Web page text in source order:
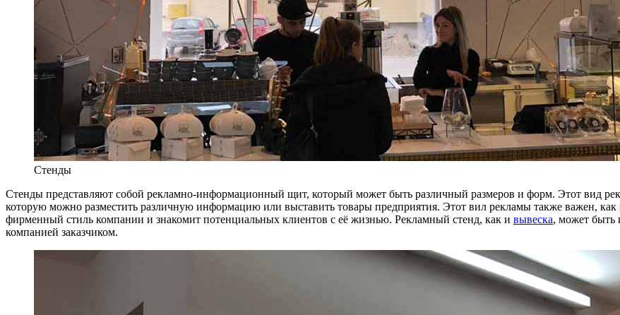
Стенды
Стенды представляют собой рекламно-информационный щит, который может быть различный размеров и форм. Этот вид
которую можно разместить различную информацию или выставить товары предприятия. Этот вил рекламы также важен, как
фирменный стиль компании и знакомит потенциальных клиентов с её жизнью. Рекламный стенд, как и вывеска, может быть
компанией заказчиком.